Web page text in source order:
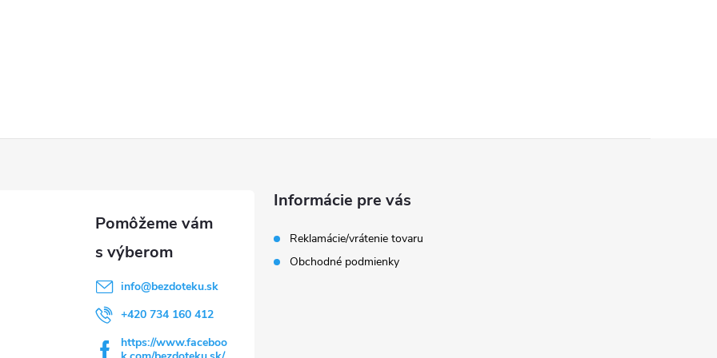
info@bezdoteku.sk
+420 734 160 412
https://www.faceboo
Informácie pre vás
Reklamácie/vrátenie tovaru
Obchodné podmienky